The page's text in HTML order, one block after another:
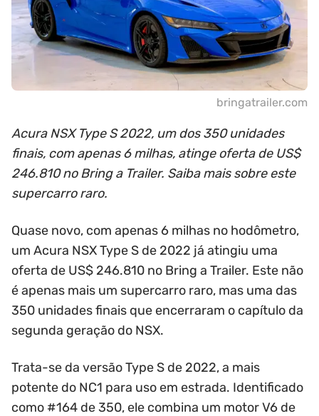
bringatrailer.com
Acura NSX Type S 2022, um dos 350 unidades
finais, com apenas 6 milhas, atinge oferta de US$
246.810 no Bring a Trailer. Saiba mais sobre este
supercarro raro.
Quase novo, com apenas 6 milhas no hodômetro,
um Acura NSX Type S de 2022 já atingiu uma
oferta de US$ 246.810 no Bring a Trailer. Este não
é apenas mais um supercarro raro, mas uma das
350 unidades finais que encerraram o capítulo da
segunda geração do NSX.
Trata-se da versão Type S de 2022, a mais
potente do NC1 para uso em estrada. Identificado
como #164 de 350, ele combina um motor V6 de